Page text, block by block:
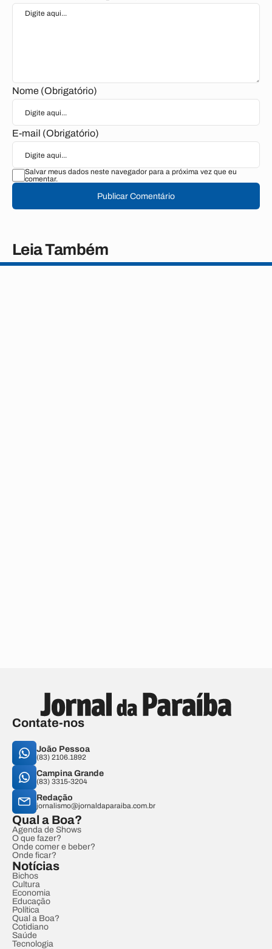
Nome (Obrigatório)
E-mail (Obrigatório)
Salvar meus dados neste navegador para a próxima vez que eu
comentar.
Publicar Comentário
Leia Também
Contate-nos
João Pessoa
(83) 2106.1892
Campina Grande
(83) 3315-3204
Redação
jornalismo@jornaldaparaiba.com.br
Qual a Boa?
Agenda de Shows
O que fazer?
Onde comer e beber?
Onde ficar?
Notícias
Bichos
Cultura
Economia
Educação
Política
Qual a Boa?
Cotidiano
Saúde
Tecnologia